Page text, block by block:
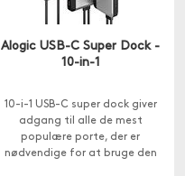
Alogic USB-C Super Dock -
10-in-1
10-i-1 USB-C super dock giver
adgang til alle de mest
populære porte, der er
nødvendige for at bruge den